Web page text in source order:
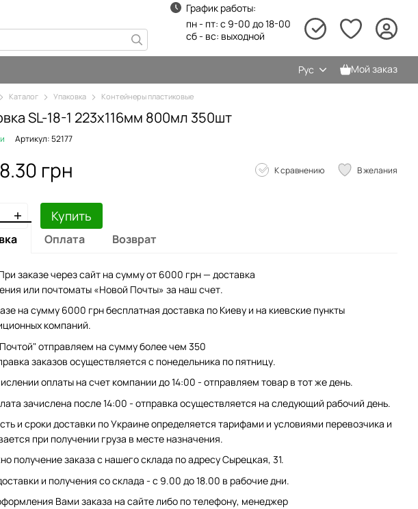
График работы:
пн - пт: с 9-00 до 18-00
сб - вс: выходной
Рус Мой заказ
Каталог Упаковка Контейнеры пластиковые
SL-18-1 223х116мм 800мл 350шт
Артикул: 52177
грн К сравнению В желания
Купить
Оплата Возврат
заказе через сайт на сумму от 6000 грн — доставка
или почтоматы «Новой Почты» за наш счет.
на сумму 6000 грн бесплатная доставка по Киеву и на киевские пункты
компаний.
отправляем на сумму более чем 350
заказов осуществляется с понедельника по пятницу.
оплаты на счет компании до 14:00 - отправляем товар в тот же день.
зачислена после 14:00 - отправка осуществляется на следующий рабочий день.
и сроки доставки по Украине определяется тарифами и условиями перевозчика и
при получении груза в месте назначения.
получение заказа с нашего склада по адресу Сырецкая, 31.
и получения со склада - с 9.00 до 18.00 в рабочие дни.
Вами заказа на сайте либо по телефону, менеджер